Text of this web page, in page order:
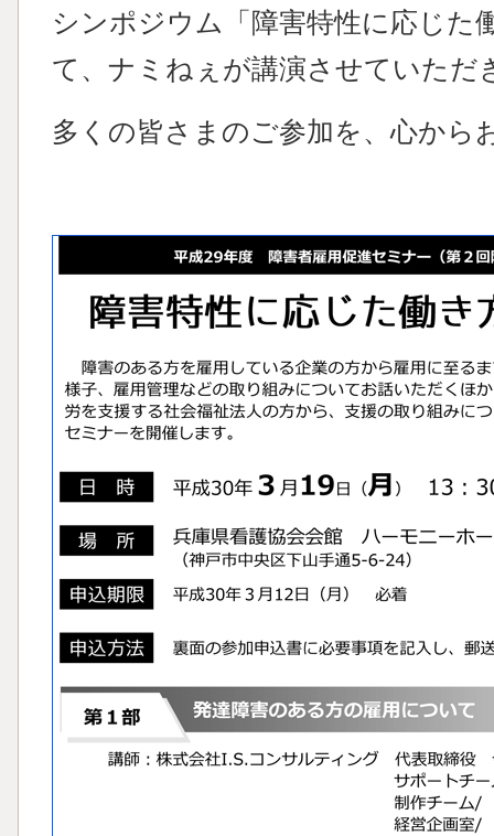
シンポジウム「障害特性に応じた
て、ナミねぇが講演させていただ
多くの皆さまのご参加を、心から